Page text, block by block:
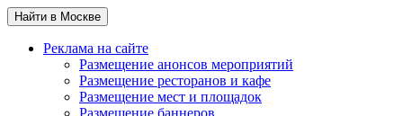
Найти в Москве
Реклама на сайте
Размещение анонсов мероприятий
Размещение ресторанов и кафе
Размещение мест и площадок
Размещение баннеров